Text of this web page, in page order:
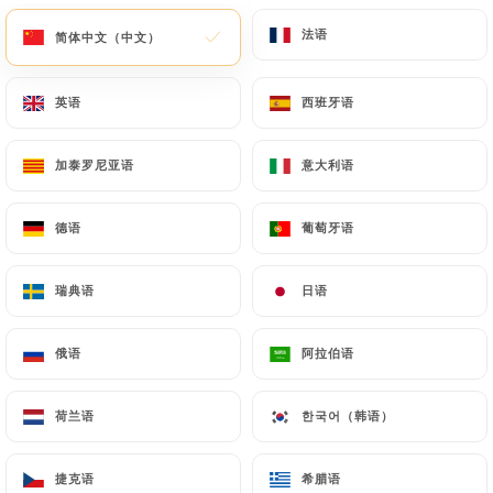
菜单
简体中文（中文） 法语
英语 西班牙语
加泰罗尼亚语 意大利语
德语 葡萄牙语
瑞典语 日语
俄语 阿拉伯语
荷兰语 한국어（韩语）
捷克语 希腊语
联系人
Royal Grand Buffet
简体中文（中文） 法语
英语 西班牙语
加泰罗尼亚语 意大利语
德语 葡萄牙语
瑞典语 日语
俄语 阿拉伯语
荷兰语 한국어（韩语）
捷克语 希腊语